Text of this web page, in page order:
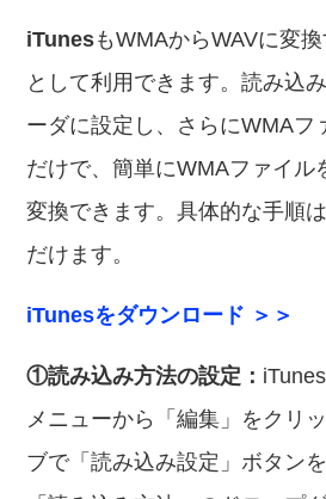
iTunesもWMAからWAVに変
として利用できます。読み込
ーダに設定し、さらにWMAフ
だけで、簡単にWMAファイル
変換できます。具体的な手順
だけます。
iTunesをダウンロード ＞＞
①読み込み方法の設定：
メニューから「編集」をクリ
ブで「読み込み設定」ボタン